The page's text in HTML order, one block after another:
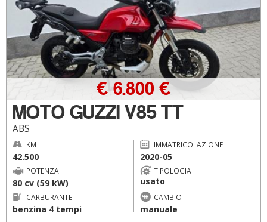
MOTO GUZZI V85 TT
ABS
€ 6.800 €
KM
42.500
IMMATRICOLAZIONE
2020-05
POTENZA
80 cv (59 kW)
TIPOLOGIA
usato
CARBURANTE
benzina 4 tempi
CAMBIO
manuale